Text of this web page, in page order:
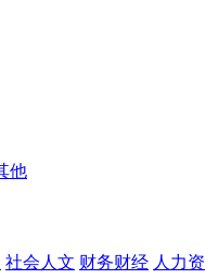
他
社会人文 财务财经 人力资